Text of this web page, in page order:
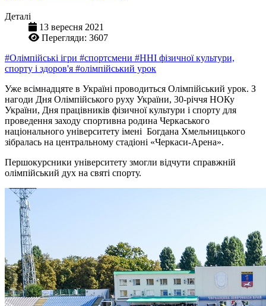
Деталі
13 вересня 2021
Перегляди: 3607
#Олімпійські ігри #спортсмени #ННІ фізичної культури,
спорту і здоров'я #олімпійський урок
Уже всімнадцяте в Україні проводиться Олімпійський урок. З
нагоди Дня Олімпійського руху України, 30-річчя НОКу
України, Дня працівників фізичної культури і спорту для
проведення заходу спортивна родина Черкаського
національного університету імені Богдана Хмельницького
зібралась на центральному стадіоні «Черкаси-Арена».
Першокурсники університету змогли відчути справжній
олімпійський дух на святі спорту.